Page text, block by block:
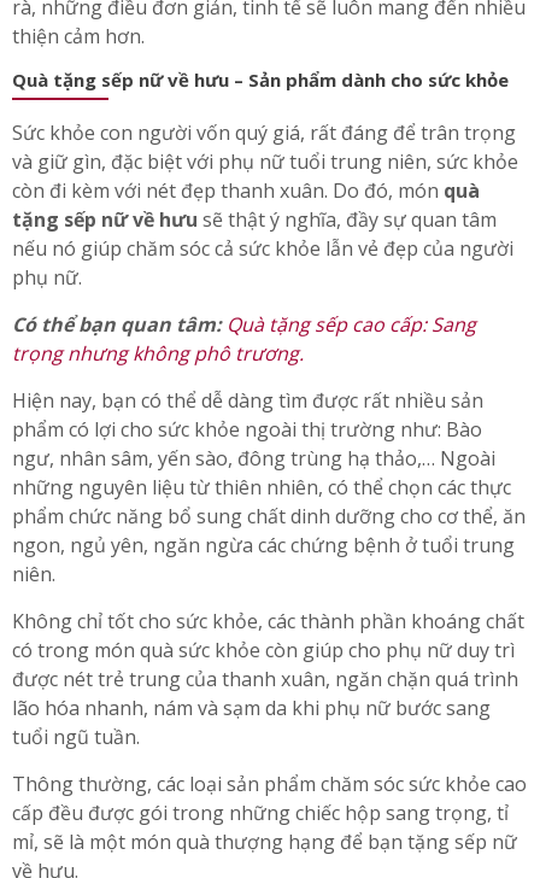
đẹp vốn có của người phụ nữ. Vì sếp nữ đã có tuổi, nên
chọn những món đồ có thiết kế không quá sặc sỡ, rườm
rà, những điều đơn giản, tinh tế sẽ luôn mang đến nhiều
thiện cảm hơn.
Quà tặng sếp nữ về hưu – Sản phẩm dành cho sức khỏe
Sức khỏe con người vốn quý giá, rất đáng để trân trọng
và giữ gìn, đặc biệt với phụ nữ tuổi trung niên, sức khỏe
còn đi kèm với nét đẹp thanh xuân. Do đó, mónquà
tặng sếp nữ về hưu
nếu nó giúp chăm sóc cả sức khỏe lẫn vẻ đẹp của người
phụ nữ.
Có thể bạn quan tâm: Quà tặng sếp cao cấp: Sang
trọng nhưng không phô trương.
Hiện nay, bạn có thể dễ dàng tìm được rất nhiều sản
phẩm có lợi cho sức khỏe ngoài thị trường như: Bào
ngư, nhân sâm, yến sào, đông trùng hạ thảo,… Ngoài
những nguyên liệu từ thiên nhiên, có thể chọn các thực
phẩm chức năng bổ sung chất dinh dưỡng cho cơ thể, ăn
ngon, ngủ yên, ngăn ngừa các chứng bệnh ở tuổi trung
niên.
Không chỉ tốt cho sức khỏe, các thành phần khoáng chất
có trong món quà sức khỏe còn giúp cho phụ nữ duy trì
được nét trẻ trung của thanh xuân, ngăn chặn quá trình
lão hóa nhanh, nám và sạm da khi phụ nữ bước sang
tuổi ngũ tuần.
Thông thường, các loại sản phẩm chăm sóc sức khỏe cao